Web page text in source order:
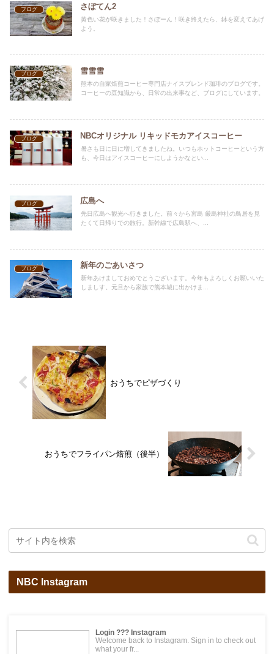
ブログ さぼてん2
黄色い花が咲きました！さぼーん！咲き終えたら、鉢を変えてあげ
よう。
ブログ 雪雪雪
熊本の自家焙煎コーヒー専門店ナイスブレンド珈琲のブログです。
コーヒーの豆知識から、日常の出来事など、ブログにしています。
ブログ NBCオリジナル リキッドモカアイスコーヒー
暑さも日に日に増してきましたね。いつもホットコーヒーという方
も、今日はアイスコーヒーにしようかなとい...
ブログ 広島へ
先日広島へ観光へ行きました。前々から宮島 厳島神社の鳥居を見
たくて日帰りでの旅行。新幹線で広島駅へ、...
ブログ 新年のごあいさつ
新年あけましておめでとうございます。今年もよろしくお願いいた
しましす。元旦から家族で熊本城に出かけま...
おうちでピザづくり
おうちでフライパン焙煎（後半）
NBC Instagram
Login ??? Instagram
Welcome back to Instagram. Sign in to check out
what your fr...